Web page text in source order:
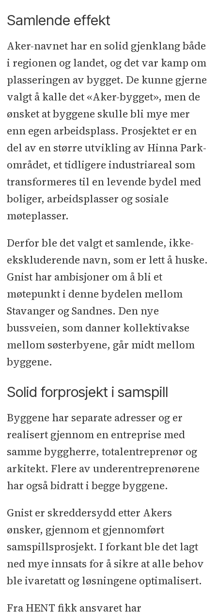
RIE, RI Aut: NiraslRIVA, RIBfy, RIG,
RIBr: SwecolRIEn: HENTlRIVr:
Conturo
Underentreprenører og
leverandører:
Grunnarbeid: Risa
Pelearbeider: Seabrokersl
Betongarbeider: Veidekke
Entreprenørl Spennarmering: CCLl
Gulvstøp og flytsparkel: Betonggulvl
Prefab betong: Veidekke PrefablTRP
og Sandwich: SN Stålbyggl
Murarbeider: Murmester Thoralf
Himling og systemvegg: TS
ByggtjenesterlTømmer: Østerås
BygglVindu: Gilje Tre l
Solskjerming: Solskjermingsgruppen
lPorter: GardalBrannluker: BVS
BrannsystemerlStåldører: Firesafe
Lås og beslag: OneColTaktekking:
Sandnes Tak
Metallarbeider: Cosmos Construction
Fasade: KGC
Innvendig
vaskesystem: Høyden
Maler:
Interiørfaghuset T. Lundl
Søvbinding: D. NystedlGulvlegging:
Vikeså Golv lParkett: Bo Andrenl
Trapp: CSK Stålindustrierl
Innkledning av trapp: Frapont
Kjøkken og stedbygde møbler:
Treprosjekt
Storkjøkken: Norrøna
Kjøl og frys: RK tekniskel
Kjerneboring: Sørvest betongsagingl
Branntetting: Thermaxl
Søylekledning: Tunge Ting
Samlende effekt
Aker-navnet har en solid gjenklang både
i regionen og landet, og det var kamp om
plasseringen av bygget. De kunne gjerne
valgt å kalle det «Aker-bygget», men de
ønsket at byggene skulle bli mye mer
enn egen arbeidsplass. Prosjektet er en
del av en større utvikling av Hinna Park-
området, et tidligere industriareal som
transformeres til en levende bydel med
boliger, arbeidsplasser og sosiale
møteplasser.
Derfor ble det valgt et samlende, ikke-
ekskluderende navn, som er lett å huske.
Gnist har ambisjoner om å bli et
møtepunkt i denne bydelen mellom
Stavanger og Sandnes. Den nye
bussveien, som danner kollektivakse
mellom søsterbyene, går midt mellom
byggene.
Solid forprosjekt i samspill
Byggene har separate adresser og er
realisert gjennom en entreprise med
samme byggherre, totalentreprenør og
arkitekt. Flere av under­entreprenørene
har også bidratt i begge byggene.
Gnist er skreddersydd etter Akers
ønsker, gjennom et gjennomført
samspillsprosjekt. I forkant ble det lagt
ned mye innsats for å sikre at alle behov
ble ivaretatt og løsningene optimalisert.
Fra HENT fikk ansvaret har